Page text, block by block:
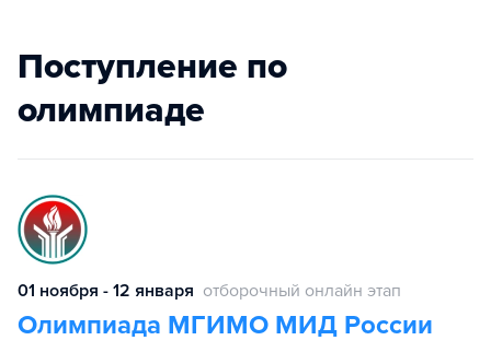
Поступление по
олимпиаде
01 ноября - 12 января отборочный онлайн этап
Олимпиада МГИМО МИД России